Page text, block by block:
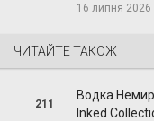
16 липня 2026
ЧИТАЙТЕ ТАКОЖ
211
Водка
Inked